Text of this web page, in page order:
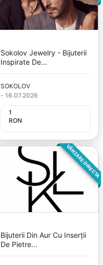
Sokolov Jewelry - Bijuterii
Inspirate De...
SOKOLOV
- 16.07.2026
1
RON
VÂNZARE DIRECTA
Bijuterii Din Aur Cu Inserții
De Pietre...